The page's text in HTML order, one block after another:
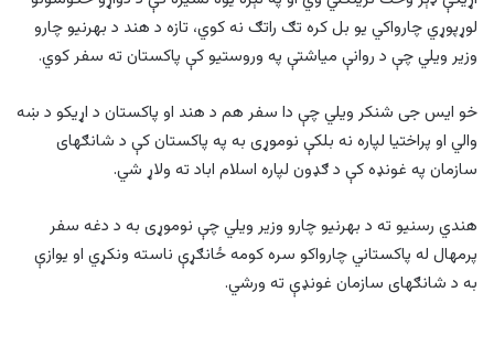
لوړپوړي چارواکي یو بل کره تګ راتګ نه کوي، تازه د هند د بهرنيو چارو
وزیر ويلي چې د روانې میاشتې په وروستيو کې پاکستان ته سفر کوي.
خو ایس جی شنکر ویلي چې دا سفر هم د هند او پاکستان د اړیکو د ښه
والي او پراختيا لپاره نه بلکې نوموړی به په پاکستان کې د شانګهای
سازمان په غونډه کې د ګډون لپاره اسلام اباد ته ولاړ شي.
هندي رسنيو ته د بهرنیو چارو وزیر ويلي چې نوموړی به د دغه سفر
پرمهال له پاکستاني چارواکو سره کومه ځانګړې ناسته ونکړي او يوازې
به د شانګهای سازمان غونډې ته ورشي.